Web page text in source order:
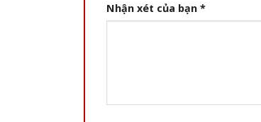
Nhận xét của bạn *